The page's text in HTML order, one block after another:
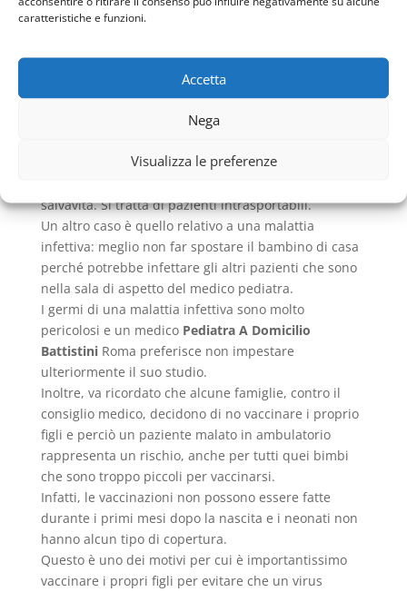
caratteristiche e funzioni.
Accetta
Nega
Visualizza le preferenze
presso l’ambulatorio per vedere il dottore, ma il
direttamente dal suo piccolo paziente a casa sua.
I motivi della richiesta delPediatra A Domicilio
BattistiniRoma possono essere diversi. Il medico
pediatra si reca dal paziente nel caso in cui non si
patologia di carattere cronico che costringe il piccolo
salvavita. Si tratta di pazienti intrasportabili.
Un altro caso è quello relativo a una malattia
infettiva: meglio non far spostare il bambino di casa
perché potrebbe infettare gli altri pazienti che sono
nella sala di aspetto del medico pediatra.
I germi di una malattia infettiva sono molto
pericolosi e un medico Pediatra A Domicilio
BattistiniRoma preferisce non impestare
ulteriormente il suo studio.
Inoltre, va ricordato che alcune famiglie, contro il
consiglio medico, decidono di no vaccinare i proprio
figli e perciò un paziente malato in ambulatorio
rappresenta un rischio, anche per tutti quei bimbi
che sono troppo piccoli per vaccinarsi.
Infatti, le vaccinazioni non possono essere fatte
durante i primi mesi dopo la nascita e i neonati non
hanno alcun tipo di copertura.
Questo è uno dei motivi per cui è importantissimo
vaccinare i propri figli per evitare che un virus